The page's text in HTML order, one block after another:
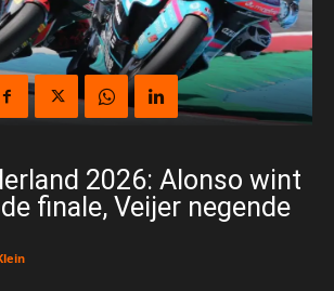
2026: Alonso wint
finale, Veijer negende